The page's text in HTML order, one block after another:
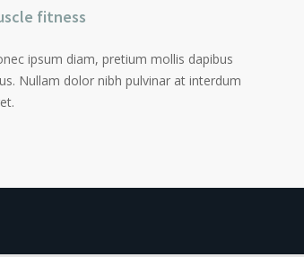
fitness
ipsum diam, pretium mollis dapibus
Nullam dolor nibh pulvinar at interdum